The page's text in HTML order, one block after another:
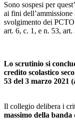
Sono sospesi per
ai fini
svolgimento dei
art. 6, c. 1, e n. 53, art.
Lo scrutinio si
credito scolastico
53 del 3 marzo 2021
Il collegio delibera i
massimo della banda